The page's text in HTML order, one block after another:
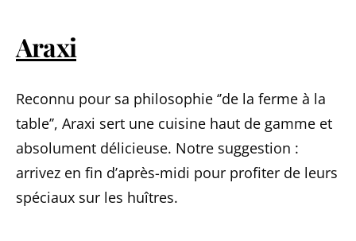
Araxi
Reconnu pour sa philosophie ‘’de la ferme à la
table’’, Araxi sert une cuisine haut de gamme et
absolument délicieuse. Notre suggestion :
arrivez en fin d’après-midi pour profiter de leurs
spéciaux sur les huîtres.